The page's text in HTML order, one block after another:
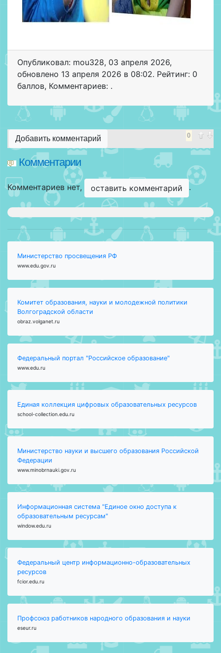
Опубликовал: mou328, 03 апреля 2026,
обновлено 13 апреля 2026 в 08:02. Рейтинг: 0
баллов, Комментариев: .
0
Добавить комментарий
Комментарии
Комментариев нет, оставить комментарий .
Министерство просвещения РФ
www.edu.gov.ru
Комитет образования, науки и молодежной политики
Волгоградской области
obraz.volganet.ru
Федеральный портал "Российское образование"
www.edu.ru
Единая коллекция цифровых образовательных ресурсов
school-collection.edu.ru
Министерство науки и высшего образования Российской
Федерации
www.minobrnauki.gov.ru
Информационная система "Единое окно доступа к
образовательным ресурсам"
window.edu.ru
Федеральный центр информационно-образовательных
ресурсов
fcior.edu.ru
Профсоюз работников народного образования и науки
eseur.ru